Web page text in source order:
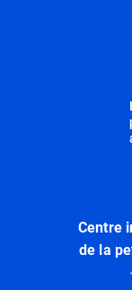
Centre
de la